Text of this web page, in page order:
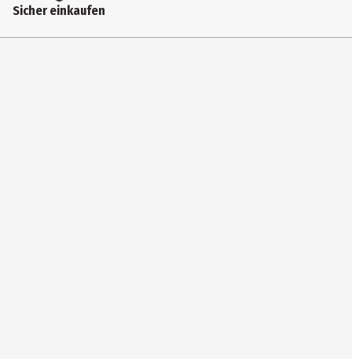
Sicher einkaufen